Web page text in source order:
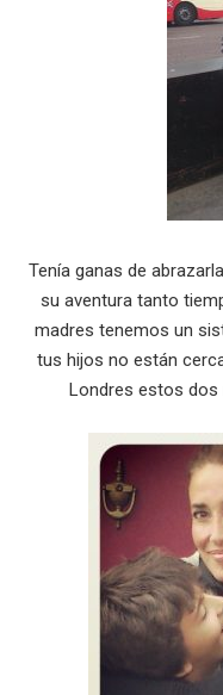
Tenía ganas de
su aventura tanto
madres tenemos un
tus hijos no están
Londres estos